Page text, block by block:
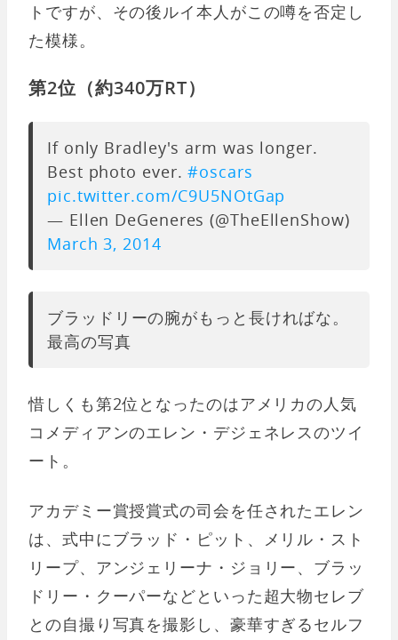
トですが、その後ルイ本人がこの噂を否定し
た模様。
第2位（約340万RT）
If only Bradley's arm was longer.
Best photo ever.#oscars
pic.twitter.com/C9U5NOtGap
— Ellen DeGeneres (@TheEllenShow)
March 3, 2014
ブラッドリーの腕がもっと長ければな。
最高の写真
惜しくも第2位となったのはアメリカの人気
コメディアンのエレン・デジェネレスのツイ
ート。
アカデミー賞授賞式の司会を任されたエレン
は、式中にブラッド・ピット、メリル・スト
リープ、アンジェリーナ・ジョリー、ブラッ
ドリー・クーパーなどといった超大物セレブ
との自撮り写真を撮影し、豪華すぎるセルフ